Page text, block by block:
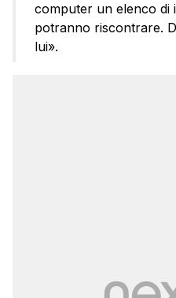
computer un elenco di
potranno riscontrare.
lui».